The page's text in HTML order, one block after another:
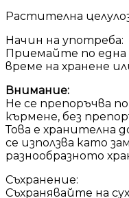
Растителна
Начин на употреба:
Приемайте по една
време на хранене
Внимание:
Не се препоръчва
кърмене, без
Това е хранителна
се използва като
разнообразното
Съхранение:
Съхранявайте на